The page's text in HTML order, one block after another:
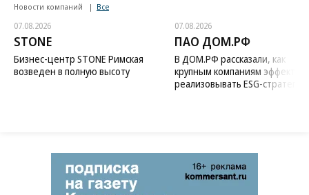
Новости компаний Все
07.08.2026
STONE
Бизнес-центр STONE Римская
возведен в полную высоту
07.08.2026
ПАО ДОМ.РФ
В ДОМ.РФ рассказали, как
крупным компаниям
реализовывать ESG-стратегию